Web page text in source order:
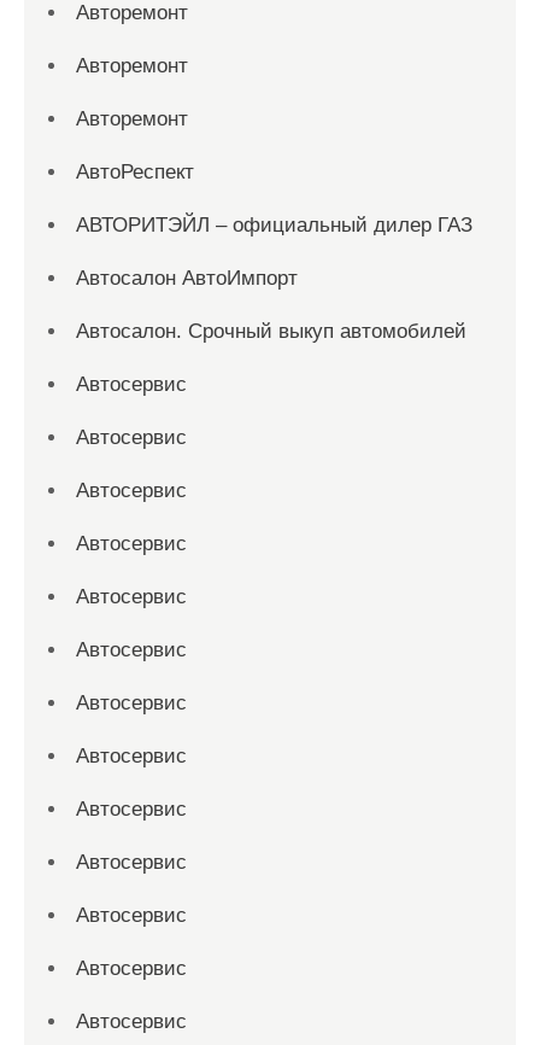
Авторемонт
Авторемонт
Авторемонт
АвтоРеспект
АВТОРИТЭЙЛ – официальный дилер ГАЗ
Автосалон АвтоИмпорт
Автосалон. Срочный выкуп автомобилей
Автосервис
Автосервис
Автосервис
Автосервис
Автосервис
Автосервис
Автосервис
Автосервис
Автосервис
Автосервис
Автосервис
Автосервис
Автосервис